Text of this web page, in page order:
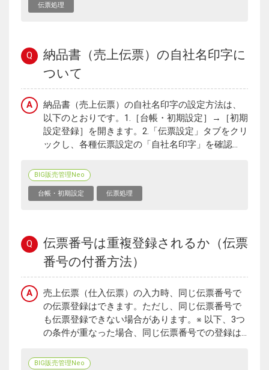
伝票処理
Q
納品書（売上伝票）の自社名印字に
ついて
A
納品書（売上伝票）の自社名印字の設定方法は、
以下のとおりです。1.［台帳・初期設定］→［初期
設定登録］を開きます。2.「伝票設定」タブをクリ
ックし、各種伝票設定の「自社名印字」を確認...
BIG販売管理Neo
台帳・初期設定 伝票処理
Q
伝票番号は重複登録されるか（伝票
番号の付番方法）
A
売上伝票（仕入伝票）の入力時、同じ伝票番号で
の伝票登録はできます。ただし、同じ伝票番号で
も伝票登録できない場合があります。※ 以下、3つ
の条件が重なった場合、同じ伝票番号での登録は...
BIG販売管理Neo